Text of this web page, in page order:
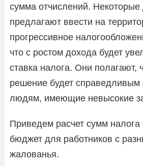
сумма отчислений.
предлагают ввести на
прогрессивное
что с ростом дохода будет
ставка налога. Они полагают,
решение будет
людям, имеющие невысокие
Приведем расчет сумм налога
бюджет для работников с
жалованья.